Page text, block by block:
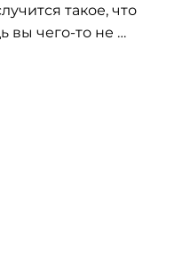
такое, что
вы чего-то не …